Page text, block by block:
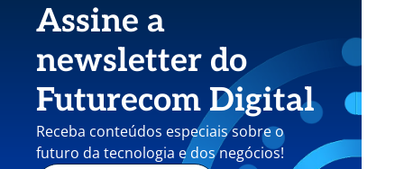
Assine a
newsletter do
Futurecom Digital
Receba conteúdos especiais sobre o
futuro da tecnologia e dos negócios!